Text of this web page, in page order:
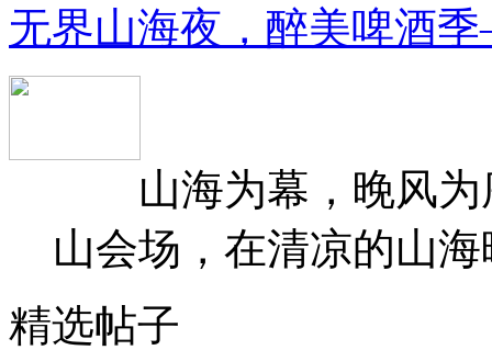
无界山海夜，醉美啤酒
山海为幕，晚风为
山会场，在清凉的山
精选帖子